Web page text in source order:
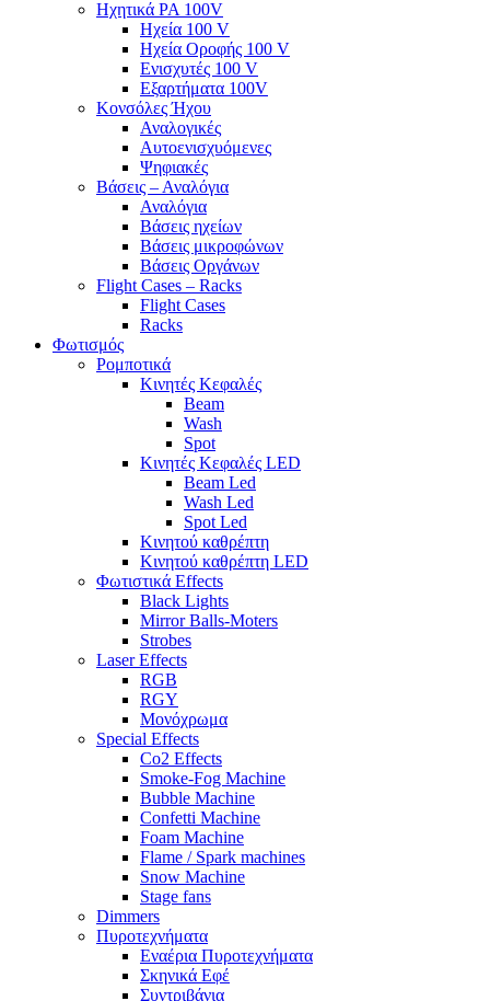
Ηχητικά PA 100V
Ηχεία 100 V
Ηχεία Οροφής 100 V
Ενισχυτές 100 V
Εξαρτήματα 100V
Κονσόλες Ήχου
Αναλογικές
Αυτοενισχυόμενες
Ψηφιακές
Βάσεις – Αναλόγια
Αναλόγια
Βάσεις ηχείων
Βάσεις μικροφώνων
Βάσεις Οργάνων
Flight Cases – Racks
Flight Cases
Racks
Φωτισμός
Ρομποτικά
Κινητές Κεφαλές
Beam
Wash
Spot
Κινητές Κεφαλές LED
Beam Led
Wash Led
Spot Led
Κινητού καθρέπτη
Κινητού καθρέπτη LED
Φωτιστικά Effects
Black Lights
Mirror Balls-Moters
Strobes
Laser Effects
RGB
RGY
Μονόχρωμα
Special Effects
Co2 Effects
Smoke-Fog Machine
Bubble Machine
Confetti Machine
Foam Machine
Flame / Spark machines
Snow Machine
Stage fans
Dimmers
Πυροτεχνήματα
Εναέρια Πυροτεχνήματα
Σκηνικά Εφέ
Συντριβάνια